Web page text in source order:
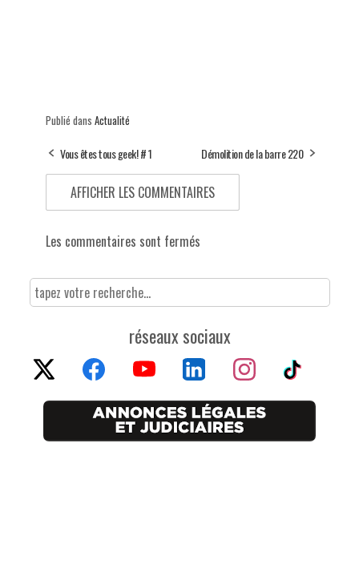
Publié dans Actualité
Vous êtes tous geek! # 1 Démolition de la barre 220
AFFICHER LES COMMENTAIRES
Les commentaires sont fermés
réseaux sociaux